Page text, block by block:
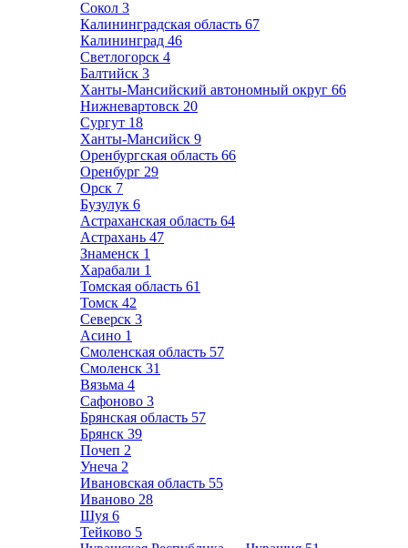
Сокол 3
Калининградская область 67
Калининград 46
Светлогорск 4
Балтийск 3
Ханты-Мансийский автономный округ 66
Нижневартовск 20
Сургут 18
Ханты-Мансийск 9
Оренбургская область 66
Оренбург 29
Орск 7
Бузулук 6
Астраханская область 64
Астрахань 47
Знаменск 1
Харабали 1
Томская область 61
Томск 42
Северск 3
Асино 1
Смоленская область 57
Смоленск 31
Вязьма 4
Сафоново 3
Брянская область 57
Брянск 39
Почеп 2
Унеча 2
Ивановская область 55
Иваново 28
Шуя 6
Тейково 5